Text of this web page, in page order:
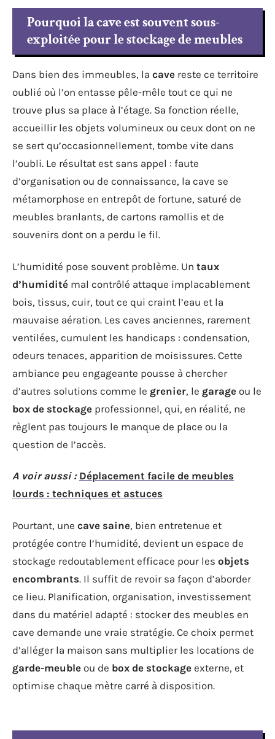
Pourquoi la cave est souvent sous-
exploitée pour le stockage de meubles
Dans bien des immeubles, la cave reste ce territoire
oublié où l’on entasse pêle-mêle tout ce qui ne
trouve plus sa place à l’étage. Sa fonction réelle,
accueillir les objets volumineux ou ceux dont on ne
se sert qu’occasionnellement, tombe vite dans
l’oubli. Le résultat est sans appel : faute
d’organisation ou de connaissance, la cave se
métamorphose en entrepôt de fortune, saturé de
meubles branlants, de cartons ramollis et de
souvenirs dont on a perdu le fil.
L’humidité pose souvent problème. Un taux
d’humidité mal contrôlé attaque implacablement
bois, tissus, cuir, tout ce qui craint l’eau et la
mauvaise aération. Les caves anciennes, rarement
ventilées, cumulent les handicaps : condensation,
odeurs tenaces, apparition de moisissures. Cette
ambiance peu engageante pousse à chercher
d’autres solutions comme le grenier, le garage ou le
box de stockage professionnel, qui, en réalité, ne
règlent pas toujours le manque de place ou la
question de l’accès.
A voir aussi : Déplacement facile de meubles
lourds : techniques et astuces
Pourtant, une cave saine, bien entretenue et
protégée contre l’humidité, devient un espace de
stockage redoutablement efficace pour les objets
encombrants. Il suffit de revoir sa façon d’aborder
ce lieu. Planification, organisation, investissement
dans du matériel adapté : stocker des meubles en
cave demande une vraie stratégie. Ce choix permet
d’alléger la maison sans multiplier les locations de
garde-meuble ou de box de stockage externe, et
optimise chaque mètre carré à disposition.